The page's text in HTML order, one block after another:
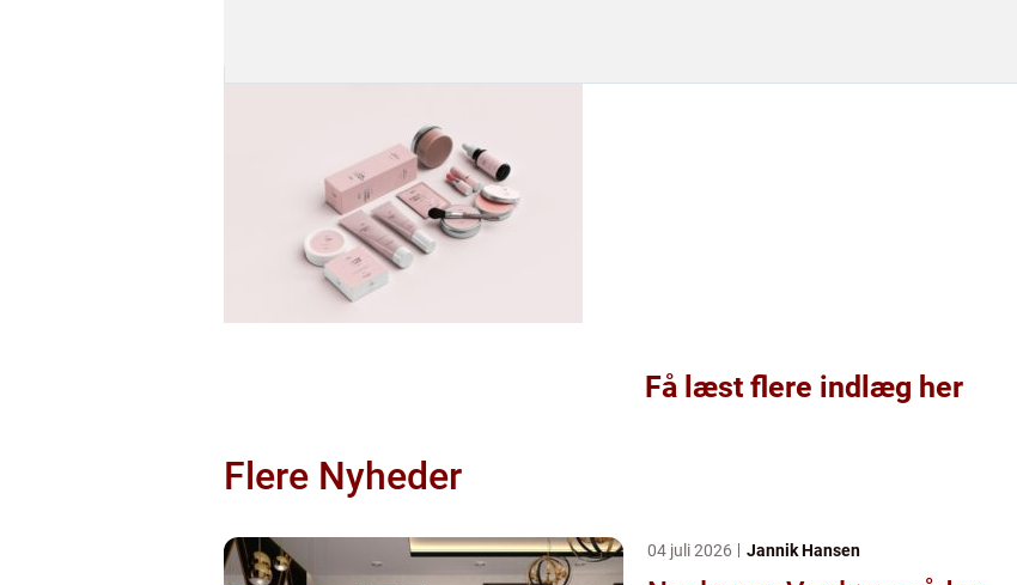
Få læst flere indlæg her
Flere Nyheder
04 juli 2026 Jannik Hansen